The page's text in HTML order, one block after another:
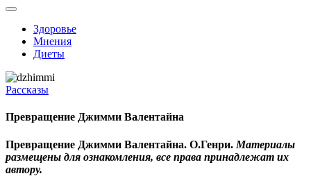
Здоровье
Мнения
Диеты
Рассказы
Превращение Джимми Валентайна
Превращение Джимми Валентайна. О.Генри. Материалы
размещены для ознакомления, все права принадлежат их
автору.